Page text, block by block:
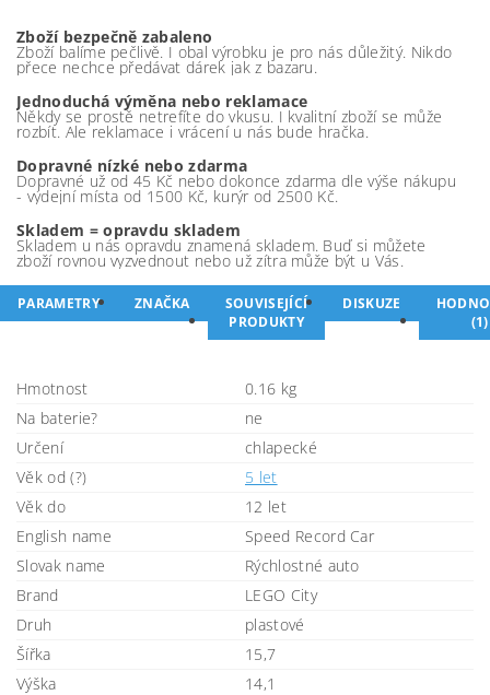
Zboží bezpečně zabaleno
Zboží balíme pečlivě. I obal výrobku je pro nás důležitý. Nikdo
přece nechce předávat dárek jak z bazaru.
Jednoduchá výměna nebo reklamace
Někdy se prostě netrefíte do vkusu. I kvalitní zboží se může
rozbít. Ale reklamace i vrácení u nás bude hračka.
Dopravné nízké nebo zdarma
Dopravné už od 45 Kč nebo dokonce zdarma dle výše nákupu
- výdejní místa od 1500 Kč, kurýr od 2500 Kč.
Skladem = opravdu skladem
Skladem u nás opravdu znamená skladem. Buď si můžete
zboží rovnou vyzvednout nebo už zítra může být u Vás.
PARAMETRY ZNAČKA
SOUVISEJÍCÍ
PRODUKTY
DISKUZE
(1)
Hmotnost
0.16 kg
Na baterie?
ne
Určení
chlapecké
Věk od (?)
5 let
Věk do
12 let
English name
Speed Record Car
Slovak name
Rýchlostné auto
Brand
LEGO City
Druh
plastové
Šířka
15,7
Výška
14,1